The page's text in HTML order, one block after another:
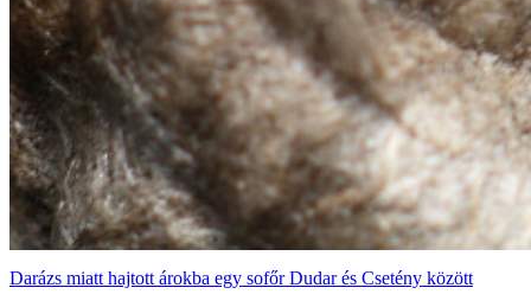
Darázs miatt hajtott árokba egy sofőr Dudar és Csetény között